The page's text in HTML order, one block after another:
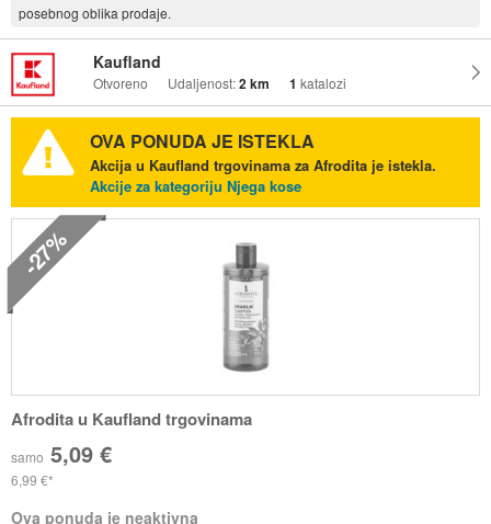
posebnog oblika prodaje.
Kaufland
Otvoreno Udaljenost:2 km 1 katalozi
OVA PONUDA JE ISTEKLA
Akcija u Kaufland trgovinama za Afrodita je istekla.
Akcije za kategoriju Njega kose
-27%
Afrodita u Kaufland trgovinama
samo 5,09 €
6,99 €
Ova ponuda je neaktivna